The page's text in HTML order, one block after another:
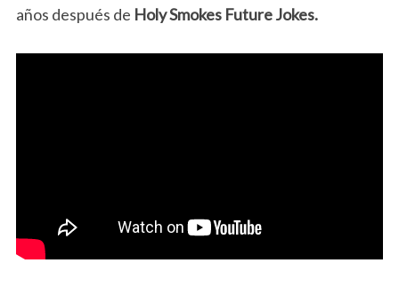
años después de Holy Smokes Future Jokes.